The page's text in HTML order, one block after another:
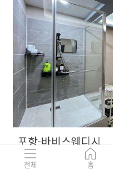
포항-바비스웨디시
경북 포항시 남구 오천읍
6% 리뷰
전체 홈